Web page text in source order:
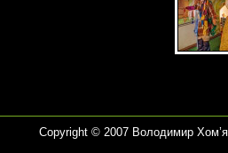
Copyright © 2007 Володимир